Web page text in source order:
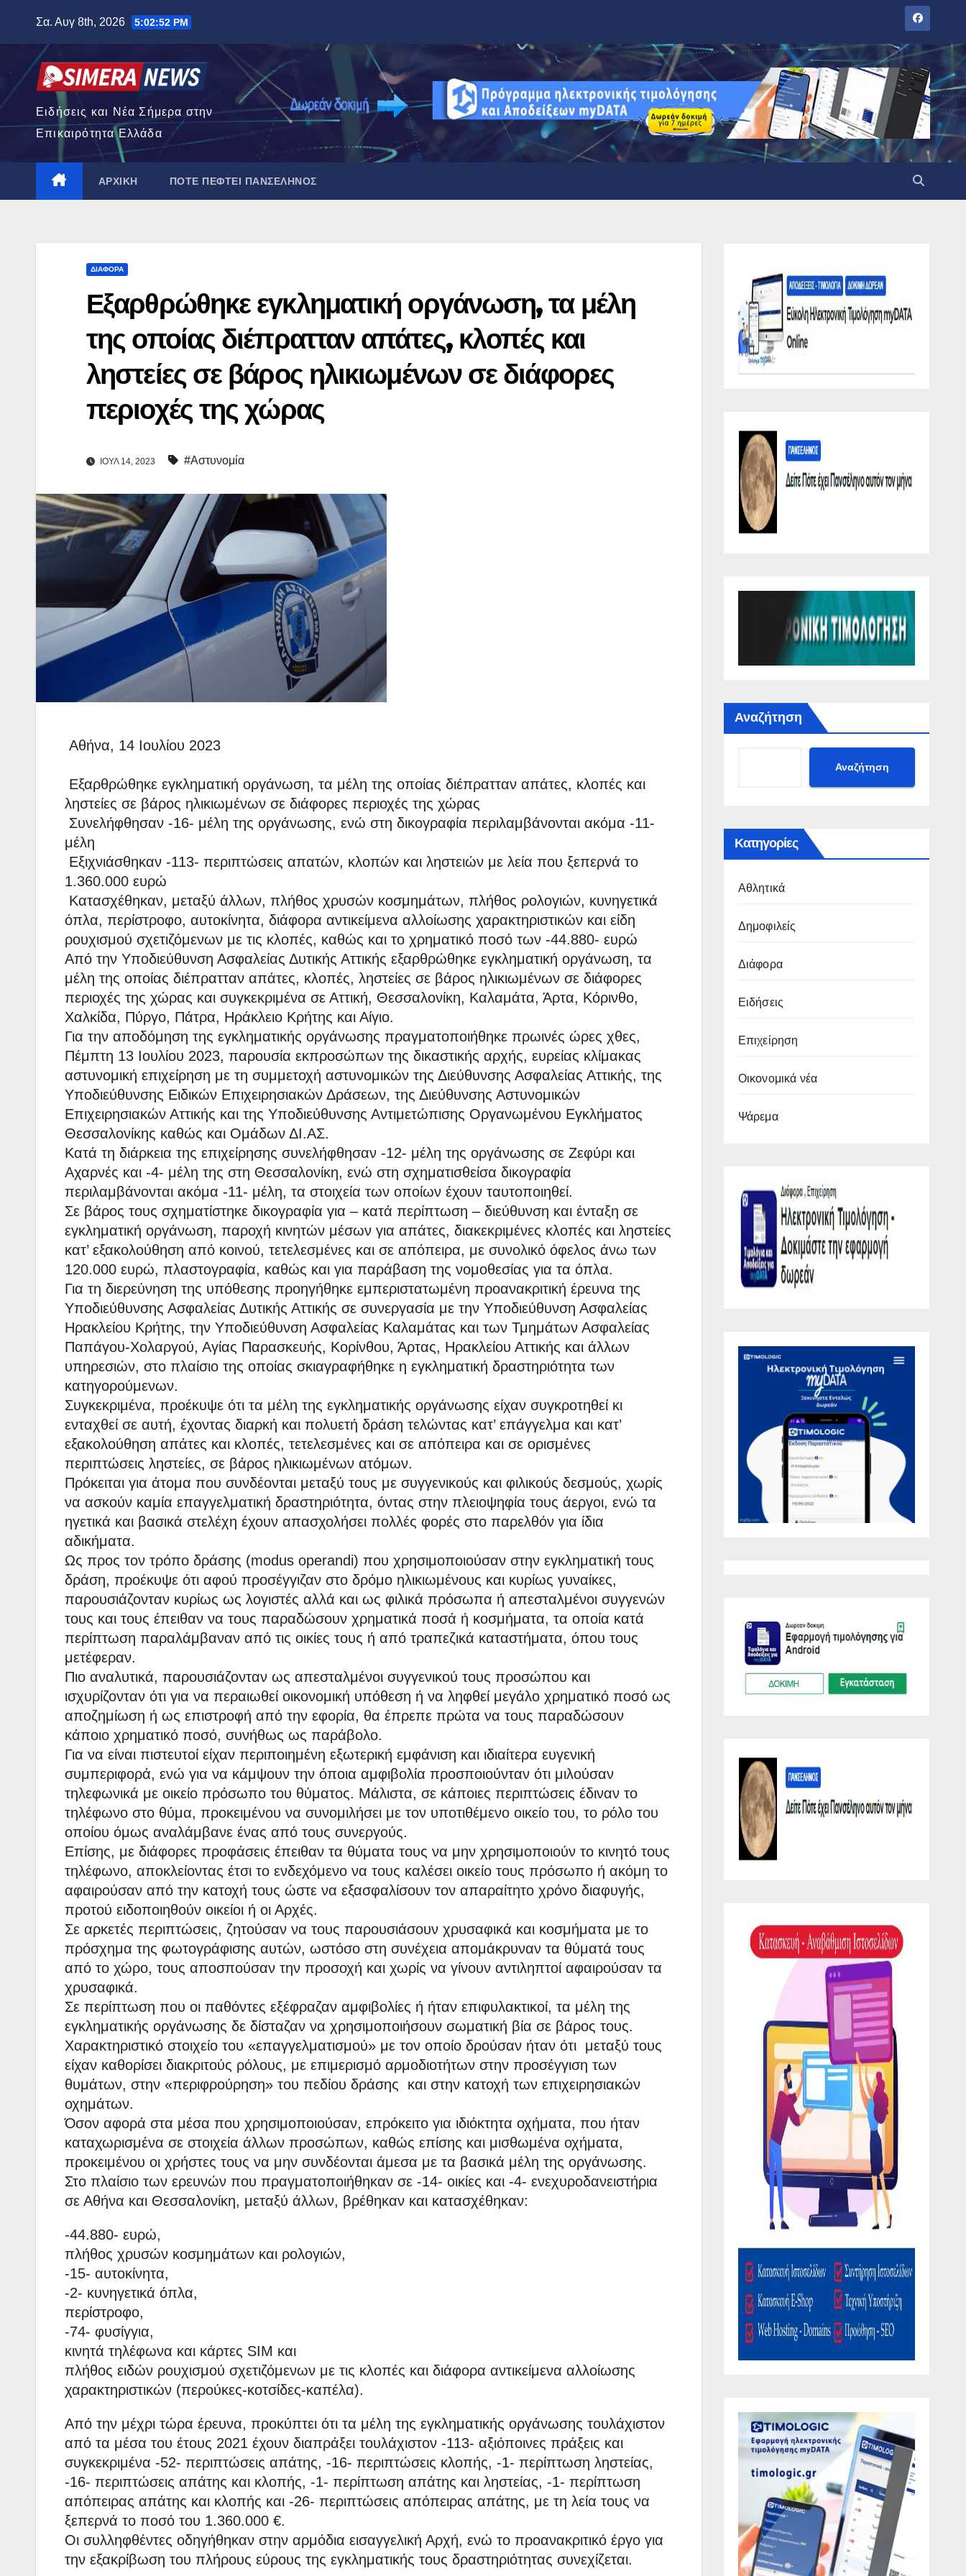
περιεχόμενο
Σα. Αυγ 8th, 2026 5:02:53 PM
Ειδήσεις και Νέα Σήμερα στην
Επικαιρότητα Ελλάδα
ΑΡΧΙΚΉ ΠΌΤΕ ΠΈΦΤΕΙ ΠΑΝΣΈΛΗΝΟΣ
ΔΙΆΦΟΡΑ
Εξαρθρώθηκε εγκληματική οργάνωση, τα μέλη
της οποίας διέπρατταν απάτες, κλοπές και
ληστείες σε βάρος ηλικιωμένων σε διάφορες
περιοχές της χώρας
ΙΟΎΛ 14, 2023 #Αστυνομία
Αθήνα, 14 Ιουλίου 2023
Εξαρθρώθηκε εγκληματική οργάνωση, τα μέλη της οποίας διέπρατταν απάτες, κλοπές και
ληστείες σε βάρος ηλικιωμένων σε διάφορες περιοχές της χώρας
Συνελήφθησαν -16- μέλη της οργάνωσης, ενώ στη δικογραφία περιλαμβάνονται ακόμα -11-
μέλη
Εξιχνιάσθηκαν -113- περιπτώσεις απατών, κλοπών και ληστειών με λεία που ξεπερνά το
1.360.000 ευρώ
Κατασχέθηκαν, μεταξύ άλλων, πλήθος χρυσών κοσμημάτων, πλήθος ρολογιών, κυνηγετικά
όπλα, περίστροφο, αυτοκίνητα, διάφορα αντικείμενα αλλοίωσης χαρακτηριστικών και είδη
ρουχισμού σχετιζόμενων με τις κλοπές, καθώς και το χρηματικό ποσό των -44.880- ευρώ
Από την Υποδιεύθυνση Ασφαλείας Δυτικής Αττικής εξαρθρώθηκε εγκληματική οργάνωση, τα
μέλη της οποίας διέπρατταν απάτες, κλοπές, ληστείες σε βάρος ηλικιωμένων σε διάφορες
περιοχές της χώρας και συγκεκριμένα σε Αττική, Θεσσαλονίκη, Καλαμάτα, Άρτα, Κόρινθο,
Χαλκίδα, Πύργο, Πάτρα, Ηράκλειο Κρήτης και Αίγιο.
Για την αποδόμηση της εγκληματικής οργάνωσης πραγματοποιήθηκε πρωινές ώρες χθες,
Πέμπτη 13 Ιουλίου 2023, παρουσία εκπροσώπων της δικαστικής αρχής, ευρείας κλίμακας
αστυνομική επιχείρηση με τη συμμετοχή αστυνομικών της Διεύθυνσης Ασφαλείας Αττικής, της
Υποδιεύθυνσης Ειδικών Επιχειρησιακών Δράσεων, της Διεύθυνσης Αστυνομικών
Επιχειρησιακών Αττικής και της Υποδιεύθυνσης Αντιμετώπισης Οργανωμένου Εγκλήματος
Θεσσαλονίκης καθώς και Ομάδων ΔΙ.ΑΣ.
Κατά τη διάρκεια της επιχείρησης συνελήφθησαν -12- μέλη της οργάνωσης σε Ζεφύρι και
Αχαρνές και -4- μέλη της στη Θεσσαλονίκη, ενώ στη σχηματισθείσα δικογραφία
περιλαμβάνονται ακόμα -11- μέλη, τα στοιχεία των οποίων έχουν ταυτοποιηθεί.
Σε βάρος τους σχηματίστηκε δικογραφία για – κατά περίπτωση – διεύθυνση και ένταξη σε
εγκληματική οργάνωση, παροχή κινητών μέσων για απάτες, διακεκριμένες κλοπές και ληστείες
κατ’ εξακολούθηση από κοινού, τετελεσμένες και σε απόπειρα, με συνολικό όφελος άνω των
120.000 ευρώ, πλαστογραφία, καθώς και για παράβαση της νομοθεσίας για τα όπλα.
Για τη διερεύνηση της υπόθεσης προηγήθηκε εμπεριστατωμένη προανακριτική έρευνα της
Υποδιεύθυνσης Ασφαλείας Δυτικής Αττικής σε συνεργασία με την Υποδιεύθυνση Ασφαλείας
Ηρακλείου Κρήτης, την Υποδιεύθυνση Ασφαλείας Καλαμάτας και των Τμημάτων Ασφαλείας
Παπάγου-Χολαργού, Αγίας Παρασκευής, Κορίνθου, Άρτας, Ηρακλείου Αττικής και άλλων
υπηρεσιών, στο πλαίσιο της οποίας σκιαγραφήθηκε η εγκληματική δραστηριότητα των
κατηγορούμενων.
Συγκεκριμένα, προέκυψε ότι τα μέλη της εγκληματικής οργάνωσης είχαν συγκροτηθεί κι
ενταχθεί σε αυτή, έχοντας διαρκή και πολυετή δράση τελώντας κατ’ επάγγελμα και κατ’
εξακολούθηση απάτες και κλοπές, τετελεσμένες και σε απόπειρα και σε ορισμένες
περιπτώσεις ληστείες, σε βάρος ηλικιωμένων ατόμων.
Πρόκειται για άτομα που συνδέονται μεταξύ τους με συγγενικούς και φιλικούς δεσμούς, χωρίς
να ασκούν καμία επαγγελματική δραστηριότητα, όντας στην πλειοψηφία τους άεργοι, ενώ τα
ηγετικά και βασικά στελέχη έχουν απασχολήσει πολλές φορές στο παρελθόν για ίδια
αδικήματα.
Ως προς τον τρόπο δράσης (modus operandi) που χρησιμοποιούσαν στην εγκληματική τους
δράση, προέκυψε ότι αφού προσέγγιζαν στο δρόμο ηλικιωμένους και κυρίως γυναίκες,
παρουσιάζονταν κυρίως ως λογιστές αλλά και ως φιλικά πρόσωπα ή απεσταλμένοι συγγενών
τους και τους έπειθαν να τους παραδώσουν χρηματικά ποσά ή κοσμήματα, τα οποία κατά
περίπτωση παραλάμβαναν από τις οικίες τους ή από τραπεζικά καταστήματα, όπου τους
μετέφεραν.
Πιο αναλυτικά, παρουσιάζονταν ως απεσταλμένοι συγγενικού τους προσώπου και
ισχυρίζονταν ότι για να περαιωθεί οικονομική υπόθεση ή να ληφθεί μεγάλο χρηματικό ποσό ως
αποζημίωση ή ως επιστροφή από την εφορία, θα έπρεπε πρώτα να τους παραδώσουν
κάποιο χρηματικό ποσό, συνήθως ως παράβολο.
Για να είναι πιστευτοί είχαν περιποιημένη εξωτερική εμφάνιση και ιδιαίτερα ευγενική
συμπεριφορά, ενώ για να κάμψουν την όποια αμφιβολία προσποιούνταν ότι μιλούσαν
τηλεφωνικά με οικείο πρόσωπο του θύματος. Μάλιστα, σε κάποιες περιπτώσεις έδιναν το
τηλέφωνο στο θύμα, προκειμένου να συνομιλήσει με τον υποτιθέμενο οικείο του, το ρόλο του
οποίου όμως αναλάμβανε ένας από τους συνεργούς.
Επίσης, με διάφορες προφάσεις έπειθαν τα θύματα τους να μην χρησιμοποιούν το κινητό τους
τηλέφωνο, αποκλείοντας έτσι το ενδεχόμενο να τους καλέσει οικείο τους πρόσωπο ή ακόμη το
αφαιρούσαν από την κατοχή τους ώστε να εξασφαλίσουν τον απαραίτητο χρόνο διαφυγής,
προτού ειδοποιηθούν οικείοι ή οι Αρχές.
Σε αρκετές περιπτώσεις, ζητούσαν να τους παρουσιάσουν χρυσαφικά και κοσμήματα με το
πρόσχημα της φωτογράφισης αυτών, ωστόσο στη συνέχεια απομάκρυναν τα θύματά τους
από το χώρο, τους αποσπούσαν την προσοχή και χωρίς να γίνουν αντιληπτοί αφαιρούσαν τα
χρυσαφικά.
Σε περίπτωση που οι παθόντες εξέφραζαν αμφιβολίες ή ήταν επιφυλακτικοί, τα μέλη της
εγκληματικής οργάνωσης δε δίσταζαν να χρησιμοποιήσουν σωματική βία σε βάρος τους.
Χαρακτηριστικό στοιχείο του «επαγγελματισμού» με τον οποίο δρούσαν ήταν ότι μεταξύ τους
είχαν καθορίσει διακριτούς ρόλους, με επιμερισμό αρμοδιοτήτων στην προσέγγιση των
θυμάτων, στην «περιφρούρηση» του πεδίου δράσης και στην κατοχή των επιχειρησιακών
οχημάτων.
Όσον αφορά στα μέσα που χρησιμοποιούσαν, επρόκειτο για ιδιόκτητα οχήματα, που ήταν
καταχωρισμένα σε στοιχεία άλλων προσώπων, καθώς επίσης και μισθωμένα οχήματα,
προκειμένου οι χρήστες τους να μην συνδέονται άμεσα με τα βασικά μέλη της οργάνωσης.
Στο πλαίσιο των ερευνών που πραγματοποιήθηκαν σε -14- οικίες και -4- ενεχυροδανειστήρια
σε Αθήνα και Θεσσαλονίκη, μεταξύ άλλων, βρέθηκαν και κατασχέθηκαν:
-44.880- ευρώ,
πλήθος χρυσών κοσμημάτων και ρολογιών,
-15- αυτοκίνητα,
-2- κυνηγετικά όπλα,
περίστροφο,
-74- φυσίγγια,
κινητά τηλέφωνα και κάρτες SIM και
πλήθος ειδών ρουχισμού σχετιζόμενων με τις κλοπές και διάφορα αντικείμενα αλλοίωσης
χαρακτηριστικών (περούκες-κοτσίδες-καπέλα).
Από την μέχρι τώρα έρευνα, προκύπτει ότι τα μέλη της εγκληματικής οργάνωσης τουλάχιστον
από τα μέσα του έτους 2021 έχουν διαπράξει τουλάχιστον -113- αξιόποινες πράξεις και
συγκεκριμένα -52- περιπτώσεις απάτης, -16- περιπτώσεις κλοπής, -1- περίπτωση ληστείας,
-16- περιπτώσεις απάτης και κλοπής, -1- περίπτωση απάτης και ληστείας, -1- περίπτωση
απόπειρας απάτης και κλοπής και -26- περιπτώσεις απόπειρας απάτης, με τη λεία τους να
ξεπερνά το ποσό του 1.360.000 €.
Οι συλληφθέντες οδηγήθηκαν στην αρμόδια εισαγγελική Αρχή, ενώ το προανακριτικό έργο για
την εξακρίβωση του πλήρους εύρους της εγκληματικής τους δραστηριότητας συνεχίζεται.
Αναζήτηση
Αναζήτηση
Κατηγορίες
Αθλητικά
Δημοφιλείς
Διάφορα
Ειδήσεις
Επιχείρηση
Οικονομικά νέα
Ψάρεμα